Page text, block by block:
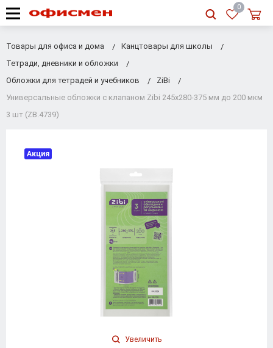
RU
0
Товары для офиса и дома
Канцтовары для школы
Тетради, дневники и обложки
Обложки для тетрадей и учебников
ZiBi
Универсальные обложки с клапаном Zibi 245х280-375 мм до 200 мкм
3 шт (ZB.4739)
Акция
Увеличить